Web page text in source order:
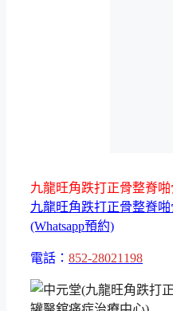
九龍旺角跌打正骨整脊
九龍旺角跌打正骨整脊
(Whatsapp預約)
電話： 852-28021198